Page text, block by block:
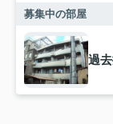
募集中の部屋
過